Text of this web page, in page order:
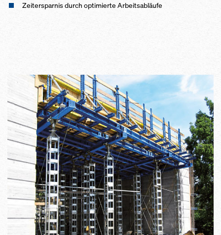
Zeitersparnis durch optimierte Arbeitsabläufe